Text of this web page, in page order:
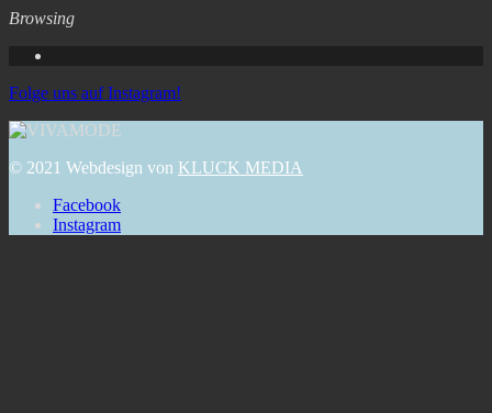
Browsing
Folge uns auf Instagram!
© 2021 Webdesign von KLUCK MEDIA
Facebook
Instagram